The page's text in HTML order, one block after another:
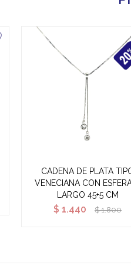
CADENA DE PLATA
VENECIANA CON
LARGO 45+5 CM
$ 1.440 $ 1.800